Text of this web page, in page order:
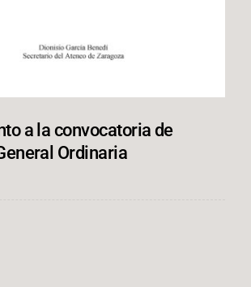
a la convocatoria de
Ordinaria